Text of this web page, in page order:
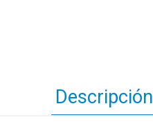
Descripción